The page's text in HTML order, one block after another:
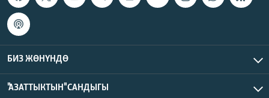
БИЗ ЖӨНҮНДӨ
"АЗАТТЫКТЫН" САНДЫГЫ